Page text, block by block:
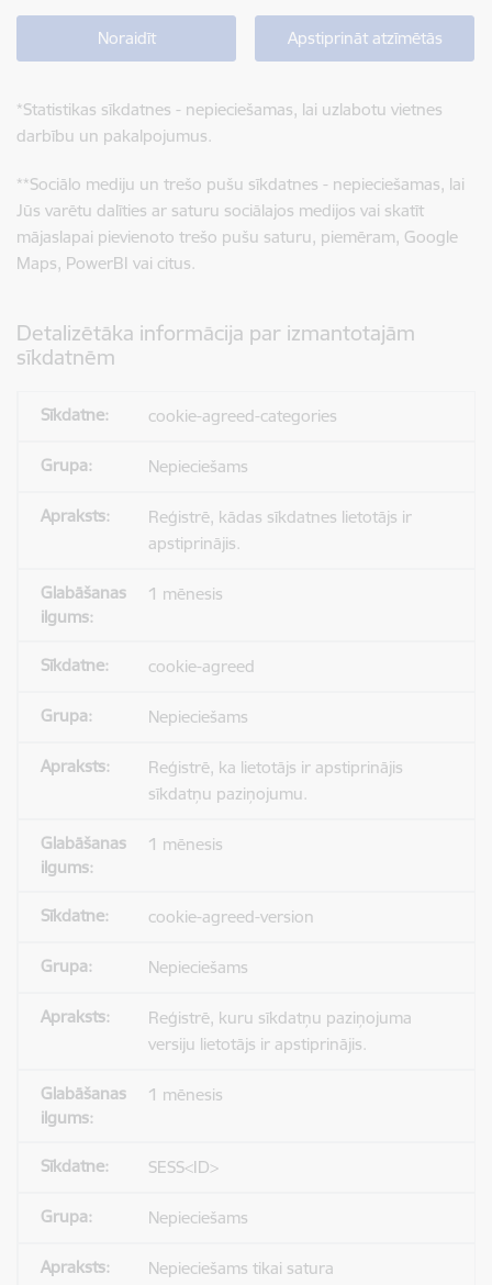
Noraidīt Apstiprināt atzīmētās
*Statistikas sīkdatnes - nepieciešamas, lai uzlabotu vietnes
darbību un pakalpojumus.
**Sociālo mediju un trešo pušu sīkdatnes - nepieciešamas, lai
Jūs varētu dalīties ar saturu sociālajos medijos vai skatīt
mājaslapai pievienoto trešo pušu saturu, piemēram, Google
Maps, PowerBI vai citus.
Detalizētāka informācija par izmantotajām
sīkdatnēm
cookie-agreed-categories
Nepieciešams
Reģistrē, kādas sīkdatnes lietotājs ir
apstiprinājis.
1 mēnesis
cookie-agreed
Nepieciešams
Reģistrē, ka lietotājs ir apstiprinājis
sīkdatņu paziņojumu.
1 mēnesis
cookie-agreed-version
Nepieciešams
Reģistrē, kuru sīkdatņu paziņojuma
versiju lietotājs ir apstiprinājis.
1 mēnesis
SESS<ID>
Nepieciešams
Nepieciešams tikai satura